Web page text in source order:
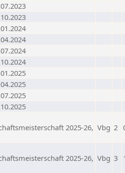
2025-26, Vbg 2
2025-26, Vbg 3